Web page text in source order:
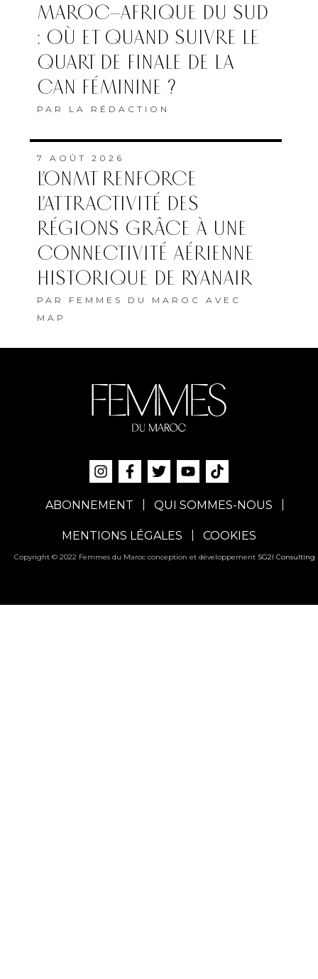
MAROC–AFRIQUE DU SUD
: OÙ ET QUAND SUIVRE LE
QUART DE FINALE DE LA
CAN FÉMININE ?
PAR LA RÉDACTION
7 AOÛT 2026
L’ONMT RENFORCE
L’ATTRACTIVITÉ DES
RÉGIONS GRÂCE À UNE
CONNECTIVITÉ AÉRIENNE
HISTORIQUE DE RYANAIR
PAR FEMMES DU MAROC AVEC
MAP
ABONNEMENT QUI SOMMES-NOUS
MENTIONS LÉGALES COOKIES
Copyright © 2022 Femmes du Maroc conception et développement SG2I Consulting